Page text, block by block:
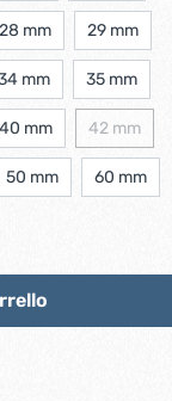
28 mm 29 mm
mm 35 mm
40 mm 42 mm
50 mm 60 mm